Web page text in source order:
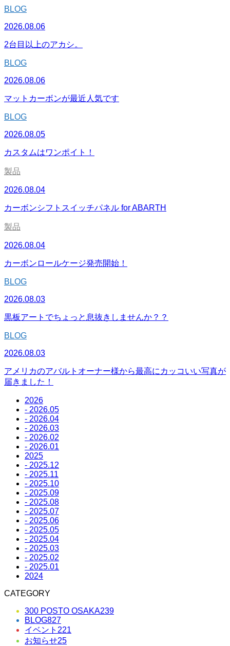
BLOG
2026.08.06
2台目以上のアカシ。
BLOG
2026.08.06
マットカーボンが最近人気です
BLOG
2026.08.05
カスタムはワンポイト！
製品
2026.08.04
カーボンシフトスイッチパネル for ABARTH
製品
2026.08.04
カーボンロールケージ発売開始！
BLOG
2026.08.03
黒板アートでちょっと息抜きしませんか？？
BLOG
2026.08.03
アメリカのアバルトオーナー様から最高にカッコいい写真が
届きました！
2026
- 2026.05
- 2026.04
- 2026.03
- 2026.02
- 2026.01
2025
- 2025.12
- 2025.11
- 2025.10
- 2025.09
- 2025.08
- 2025.07
- 2025.06
- 2025.05
- 2025.04
- 2025.03
- 2025.02
- 2025.01
2024
CATEGORY
300 POSTO OSAKA239
BLOG827
イベント 221
お知らせ25